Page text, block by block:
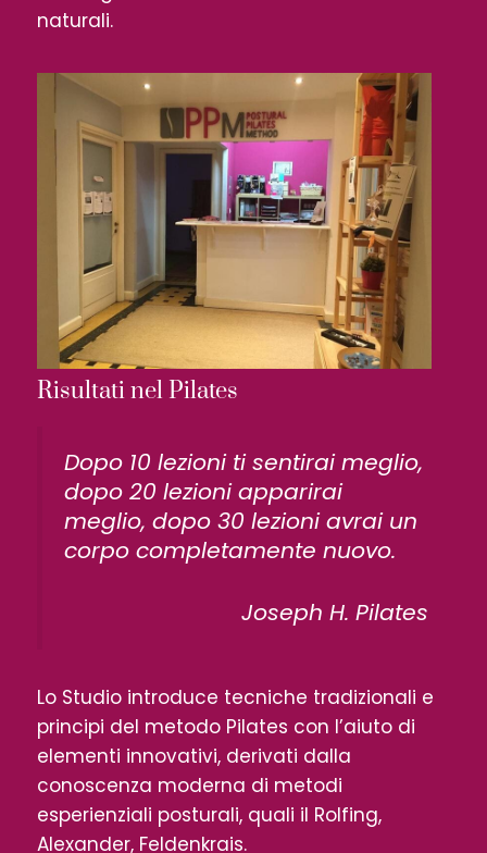
naturali.
Risultati nel Pilates
Dopo 10 lezioni ti sentirai meglio,
dopo 20 lezioni apparirai
meglio, dopo 30 lezioni avrai un
corpo completamente nuovo.
Joseph H. Pilates
Lo Studio introduce tecniche tradizionali e
principi del metodo Pilates con l’aiuto di
elementi innovativi, derivati dalla
conoscenza moderna di metodi
esperienziali posturali, quali il Rolfing,
Alexander, Feldenkrais.